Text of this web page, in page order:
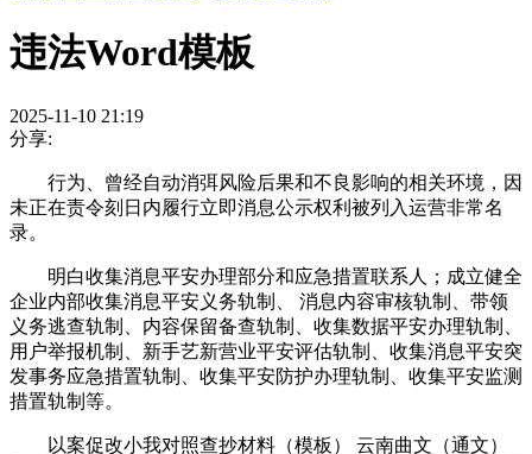
违法Word模板
2025-11-10 21:19
分享:
行为、曾经自动消弭风险后果和不良影响的相关环境，因
未正在责令刻日内履行立即消息公示权利被列入运营非常名
录。
明白收集消息平安办理部分和应急措置联系人；成立健全
企业内部收集消息平安义务轨制、 消息内容审核轨制、带领
义务逃查轨制、内容保留备查轨制、收集数据平安办理轨制、
用户举报机制、新手艺新营业平安评估轨制、收集消息平安突
发事务应急措置轨制、收集平安防护办理轨制、收集平安监测
措置轨制等。
以案促改小我对照查抄材料（模板） 云南曲文（通文）